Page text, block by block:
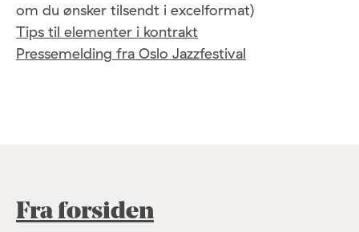
om du ønsker tilsendt i excelformat)
Tips til elementer i kontrakt
Pressemelding fra Oslo Jazzfestival
Fra forsiden